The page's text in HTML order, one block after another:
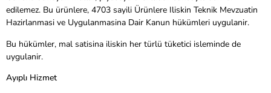
edilemez. Bu ürünlere, 4703 sayili Ürünlere Iliskin Teknik Mevzuatin
Hazirlanmasi ve Uygulanmasina Dair Kanun hükümleri uygulanir.
Bu hükümler, mal satisina iliskin her türlü tüketici isleminde de
uygulanir.
Ayıplı Hizmet